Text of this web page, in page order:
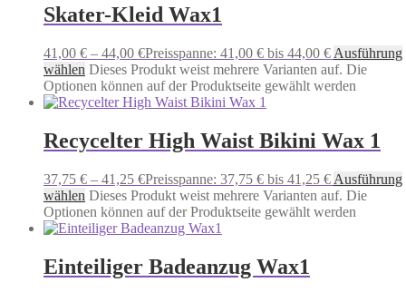
Skater-Kleid Wax1
41,00 € – 44,00 €Preisspanne: 41,00 € bis 44,00 € Ausführung
wählen Dieses Produkt weist mehrere Varianten auf. Die
Optionen können auf der Produktseite gewählt werden
Recycelter High Waist Bikini Wax 1
37,75 € – 41,25 €Preisspanne: 37,75 € bis 41,25 € Ausführung
wählen Dieses Produkt weist mehrere Varianten auf. Die
Optionen können auf der Produktseite gewählt werden
Einteiliger Badeanzug Wax1